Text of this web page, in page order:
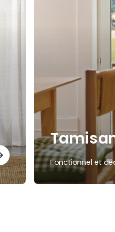
Fonctionnel et